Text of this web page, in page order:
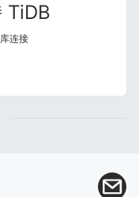
TiDB
连接